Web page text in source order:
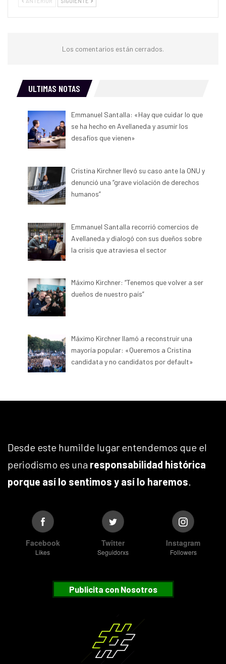
Los comentarios están cerrados.
ULTIMAS NOTAS
Emmanuel Santalla: «Hay que cuidar lo que
se ha hecho en Avellaneda y asumir los
desafíos que vienen»
Cristina Kirchner llevó su caso ante la ONU y
denunció una “grave violación de derechos
humanos”
Emmanuel Santalla recorrió comercios de
Avellaneda y dialogó con sus dueños sobre
la crisis que atraviesa el sector
Máximo Kirchner: “Tenemos que volver a ser
dueños de nuestro país”
Máximo Kirchner llamó a reconstruir una
mayoría popular: «Queremos a Cristina
candidata y no candidatos por default»
Desde este humilde lugar entendemos que el
periodismo es una responsabilidad histórica
porque así lo sentimos y así lo haremos
Facebook
Likes
Twitter
Seguidorxs
Instagram
Followers
Publicita con Nosotros
Suscribete
¿Desea recibir nuestras notificaciones?